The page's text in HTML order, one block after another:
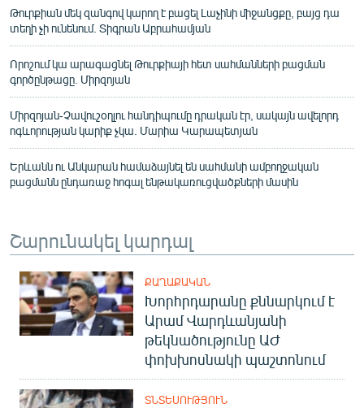
Թուրքիան մեկ զանգով կարող է բացել Լաչինի միջանցքը, բայց դա
տեղի չի ունենում. Տիգրան Աբրահամյան
Որոշում կա արագացնել Թուրքիայի հետ սահմանների բացման
գործընթացը. Միրզոյան
Միրզոյան-Չավուշօղլու հանդիպումը դրական էր, սակայն ավելորդ
ոգևորության կարիք չկա. Մարիա Կարապետյան
Երևանն ու Անկարան համաձայնել են սահմանի ամբողջական
բացմանն ընդառաջ հոգալ ենթակառուցվածքների մասին
Շարունակել կարդալ
ՔԱՂԱՔԱԿԱՆ
Խորհրդարանը քննարկում է
Արամ Վարդևանյանի
թեկնածությունը ԱԺ
փոխխոսնակի պաշտոնում
ՏՆՏԵՍՈՒԹՅՈՒՆ